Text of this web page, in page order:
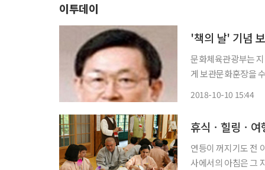
이투데이
'책의 날' 기념
문화체육관광부는
게 보관문화훈장을
2018-10-10 15:44
휴식ㆍ힐링ㆍ여
연등이 꺼지기도 전
사에서의 아침은 그 자체가 보약이요 힐